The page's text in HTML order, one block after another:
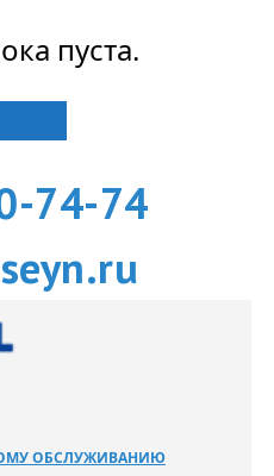
пуста.
74-74
ОБСЛУЖИВАНИЮ